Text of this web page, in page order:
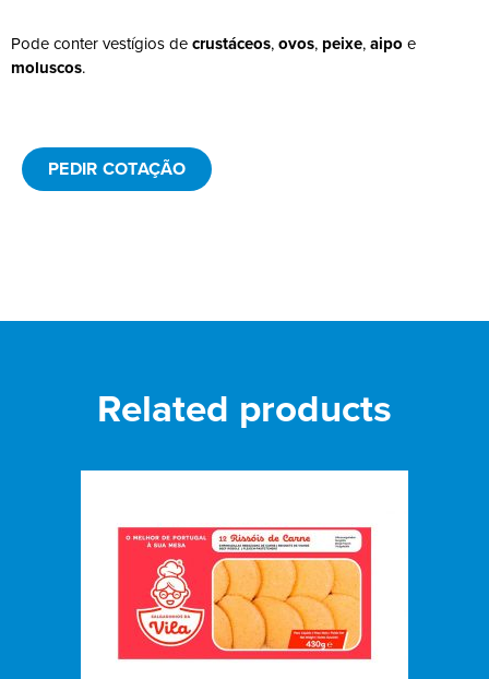
Pode conter vestígios de crustáceos, ovos, peixe, aipo e
moluscos.
PEDIR COTAÇÃO
Related products